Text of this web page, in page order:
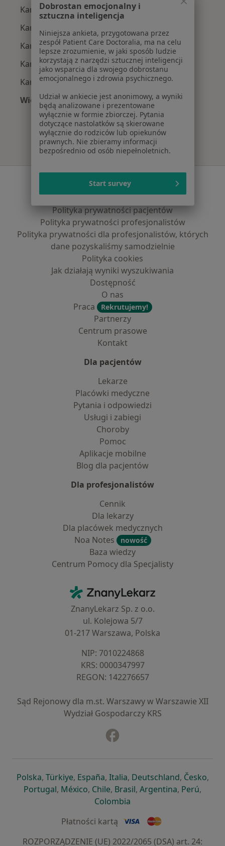
Kardiolodzy z Allianz w Krakowie
Kardiolodzy z Signal Iduna w Krakowie
Kardiolodzy z JP MEDICA w Krakowie
Kardiolodzy z TU Zdrowie w Krakowie
Kardiolodzy z Świat Zdrowia w Krakowie
Więcej (11)
Więcej w kategorii: Najpopularniejsze
Serwis
Regulamin
Polityka prywatności pacjentów
Polityka prywatności profesjonalistów
Polityka prywatności dla profesjonalistów, których
dane pozyskaliśmy samodzielnie
Polityka cookies
Jak działają wyniki wyszukiwania
Dostępność
O nas
Praca
Rekrutujemy!
Partnerzy
Centrum prasowe
Kontakt
Dla pacjentów
Lekarze
Placówki medyczne
Pytania i odpowiedzi
Usługi i zabiegi
Choroby
Pomoc
Aplikacje mobilne
Blog dla pacjentów
Dla profesjonalistów
Cennik
Dla lekarzy
Dla placówek medycznych
Noa Notes
nowość
Baza wiedzy
Centrum Pomocy dla Specjalisty
ZnanyLekarz - Strona główna
ZnanyLekarz Sp. z o.o.
ul. Kolejowa 5/7
01-217 Warszawa, Polska
NIP: ⁠7010224868
KRS: ⁠0000347997
REGON: ⁠142276657
Sąd Rejonowy dla m.st. Warszawy w Warszawie XII
Wydział Gospodarczy KRS
Polskaotwiera się w nowej karcie
, Türkiyeotwiera się w nowej karcie
, Españaotwiera się w nowej karcie
, Italiaotwiera się w nowej
, Deutschlandotwiera się
, Česko,
Portugalotwiera się w nowej karcie
, Méxicootwiera się w nowej karcie
, Chileotwiera się w nowej karcie
, Brasilotwiera się w nowej
, Argentinaotwiera się
, Perú,
Colombia
Płatności kartą
ROZPORZĄDZENIE (UE) 2022/2065 (DSA) art. 24:
Dobrostan emocjonalny i
sztuczna inteligencja
Niniejsza ankieta, przygotowana przez
zespół Patient Care Doctoralia, ma na celu
lepsze zrozumienie, w jaki sposób ludzie
korzystają z narzędzi sztucznej inteligencji
jako wsparcia dla swojego dobrostanu
emocjonalnego i zdrowia psychicznego.
Udział w ankiecie jest anonimowy, a wyniki
będą analizowane i prezentowane
wyłącznie w formie zbiorczej. Pytania
dotyczące nastolatków są skierowane
wyłącznie do rodziców lub opiekunów
prawnych. Nie zbieramy informacji
bezpośrednio od osób niepełnoletnich.
Start survey